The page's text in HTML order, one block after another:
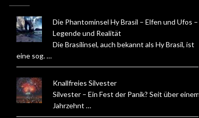
Die Phantominsel Hy Brasil – Elfen und Ufos –
Legende und Realität
Die Brasilinsel, auch bekannt als Hy Brasil, ist
eine sog. …
Knallfreies Silvester
Silvester – Ein Fest der Panik? Seit über einem
Jahrzehnt …